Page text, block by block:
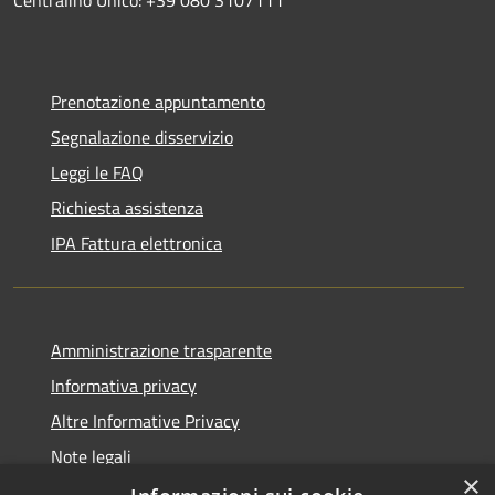
Prenotazione appuntamento
Segnalazione disservizio
Leggi le FAQ
Richiesta assistenza
IPA Fattura elettronica
Amministrazione trasparente
Informativa privacy
Altre Informative Privacy
Note legali
×